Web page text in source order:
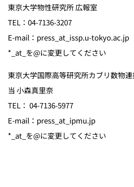
東京大学物性研究所 広報室
TEL：04-7136-3207
E-mail：press_at_issp.u-tokyo.ac.jp
*_at_を@に変更してください
東京大学国際高等研究所カブリ数物
当 小森真里奈
TEL： 04-7136-5977
E-mail：press_at_ipmu.jp
*_at_を@に変更してください